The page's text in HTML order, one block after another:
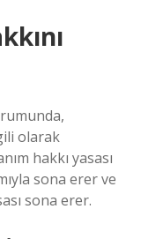
olarak
hakkı yasası
sona erer ve
sona erer.